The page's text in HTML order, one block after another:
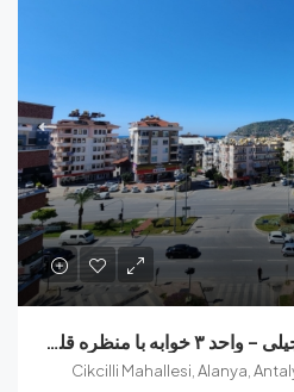
خرید آپارتمان در آلانیا جیکجیلی – واحد ۳ خوابه با منظره قلعه
Cikcilli Mahallesi,